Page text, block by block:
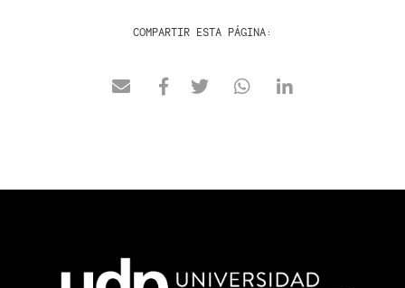
COMPARTIR ESTA PÁGINA: